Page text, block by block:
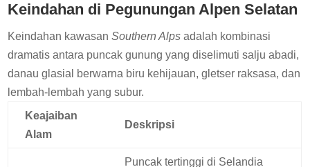
Keindahan di Pegunungan Alpen Selatan
Keindahan kawasanSouthern Alps adalah kombinasi
dramatis antara puncak gunung yang diselimuti salju abadi,
danau glasial berwarna biru kehijauan, gletser raksasa, dan
lembah-lembah yang subur.
Keajaiban
Alam
Deskripsi
Puncak tertinggi di Selandia